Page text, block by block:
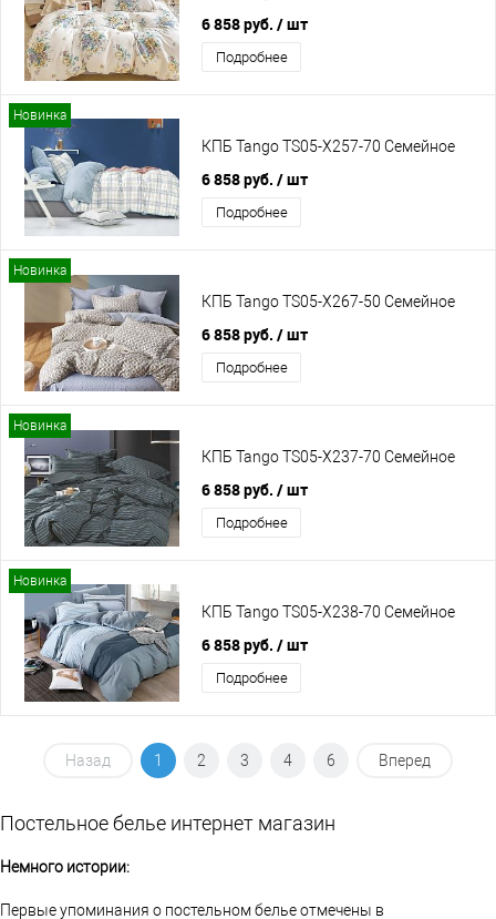
6 858 руб. / шт
Подробнее
Новинка
КПБ Tango TS05-X257-70 Семейное
6 858 руб. / шт
Подробнее
Новинка
КПБ Tango TS05-X267-50 Семейное
6 858 руб. / шт
Подробнее
Новинка
КПБ Tango TS05-X237-70 Семейное
6 858 руб. / шт
Подробнее
Новинка
КПБ Tango TS05-X238-70 Семейное
6 858 руб. / шт
Подробнее
Назад 1 2 3 4 6 Вперед
Постельное белье интернет магазин
Немного истории:
Первые упоминания о постельном белье отмечены в